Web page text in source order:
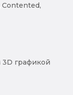
Contented,
графикой